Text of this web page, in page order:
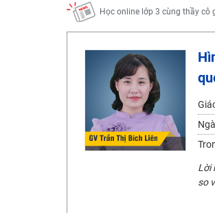
Học online lớp 3 cùng thầy cô
Học online lớp 2 với thầy cô
2K6! Lộ Trình Sun 2024 - Ba
Hot! Lễ hội đồng giá 449K -
Khuyến Mãi Khoá Học 1K Chỉ
Đồng giá khóa học 499K -
Khai giảng các khóa lớp 9
Luyện thi vào lớp 10 môn
Lời
so